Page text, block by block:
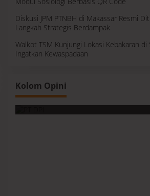
Diskusi JPM PTNBH di Makassar Resmi
Langkah Strategis Berdampak
Walkot TSM Kunjungi Lokasi Kebakaran di
Ingatkan Kewaspadaan
Kolom Opini
Membaca Realitas